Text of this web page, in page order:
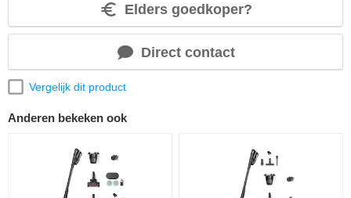
Elders goedkoper?
Direct contact
Vergelijk dit product
Anderen bekeken ook